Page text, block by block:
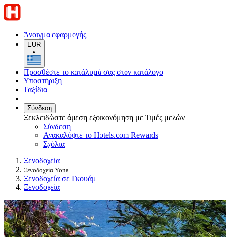
Άνοιγμα εφαρμογής
EUR
•
Προσθέστε το κατάλυμά σας στον κατάλογο
Υποστήριξη
Ταξίδια
Σύνδεση
Ξεκλειδώστε άμεση εξοικονόμηση με Τιμές μελών
Σύνδεση
Ανακαλύψτε το Hotels.com Rewards
Σχόλια
Ξενοδοχεία
Ξενοδοχεία Yona
Ξενοδοχεία σε Γκουάμ
Ξενοδοχεία